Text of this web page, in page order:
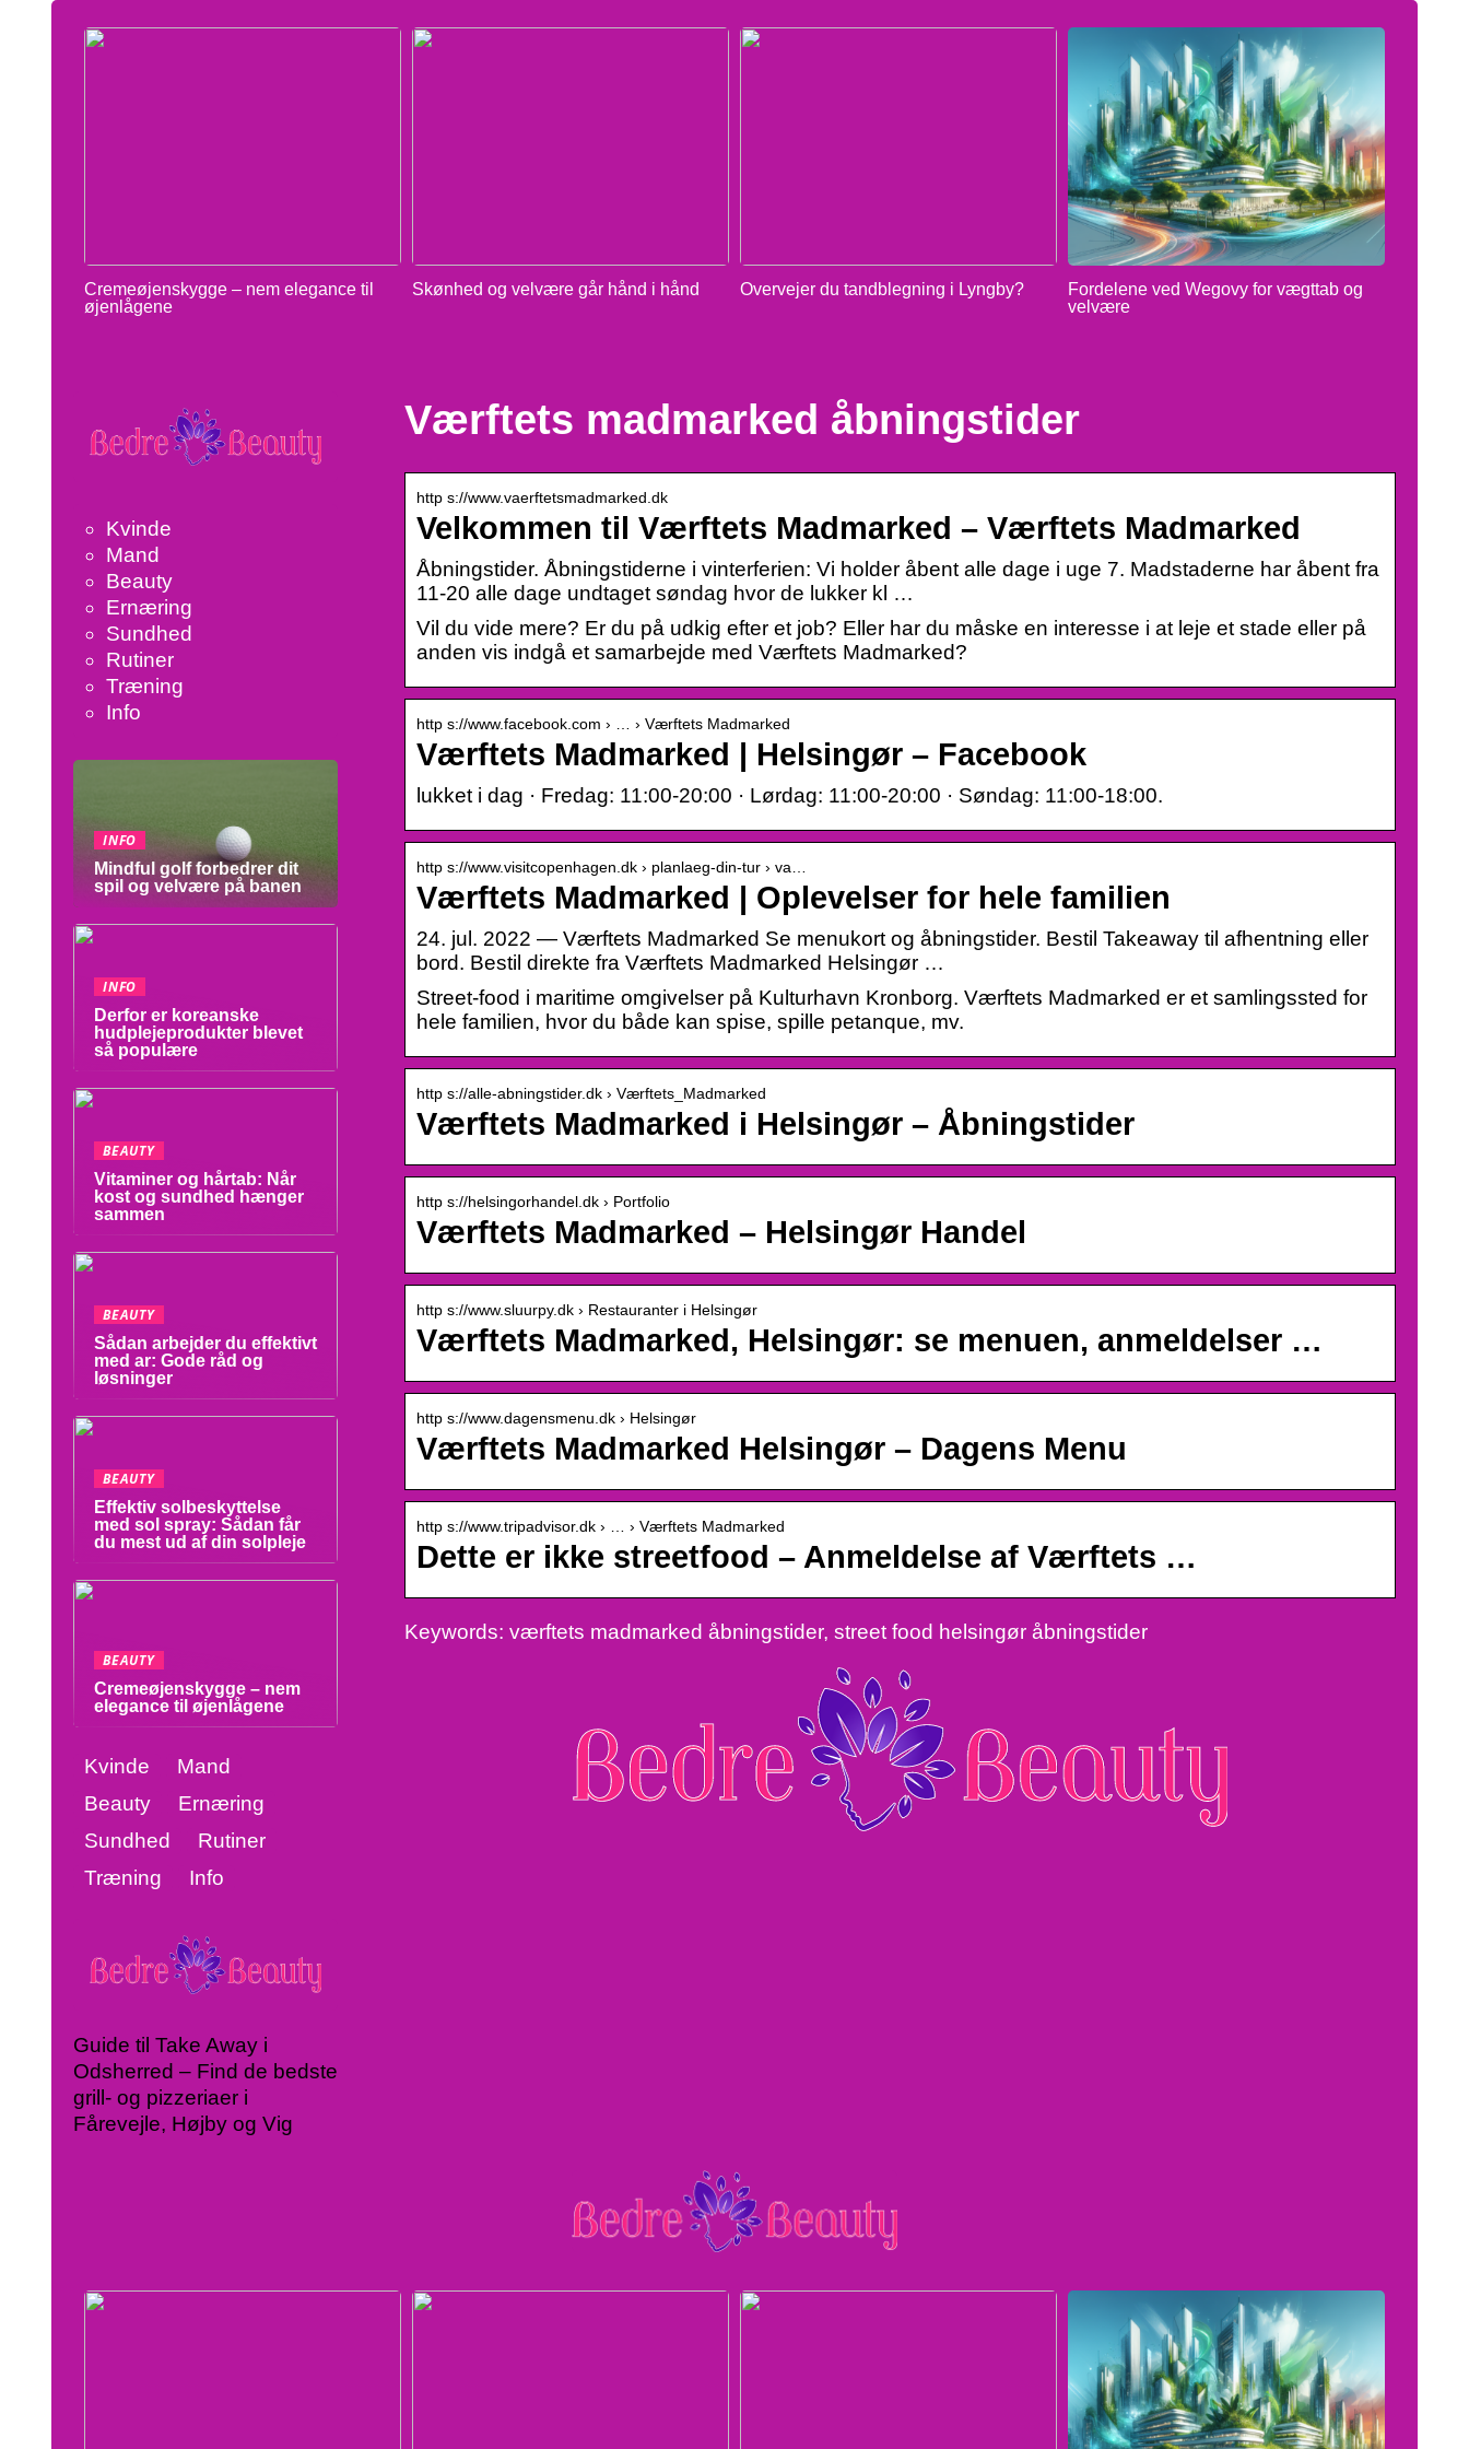
Cremeøjenskygge – nem elegance til
øjenlågene
Skønhed og velvære går hånd i hånd Overvejer du tandblegning i Lyngby?
Fordelene ved Wegovy for vægttab og
velvære
Værftets madmarked åbningstider
http s://www.vaerftetsmadmarked.dk
Velkommen til Værftets Madmarked – Værftets Madmarked
Åbningstider. Åbningstiderne i vinterferien: Vi holder åbent alle dage i uge 7. Madstaderne har åbent fra
11-20 alle dage undtaget søndag hvor de lukker kl …
Vil du vide mere? Er du på udkig efter et job? Eller har du måske en interesse i at leje et stade eller på
anden vis indgå et samarbejde med Værftets Madmarked?
http s://www.facebook.com › … › Værftets Madmarked
Værftets Madmarked | Helsingør – Facebook
lukket i dag · Fredag: 11:00-20:00 · Lørdag: 11:00-20:00 · Søndag: 11:00-18:00.
http s://www.visitcopenhagen.dk › planlaeg-din-tur › va…
Værftets Madmarked | Oplevelser for hele familien
24. jul. 2022 — Værftets Madmarked Se menukort og åbningstider. Bestil Takeaway til afhentning eller
bord. Bestil direkte fra Værftets Madmarked Helsingør …
Street-food i maritime omgivelser på Kulturhavn Kronborg. Værftets Madmarked er et samlingssted for
hele familien, hvor du både kan spise, spille petanque, mv.
http s://alle-abningstider.dk › Værftets_Madmarked
Værftets Madmarked i Helsingør – Åbningstider
http s://helsingorhandel.dk › Portfolio
Værftets Madmarked – Helsingør Handel
http s://www.sluurpy.dk › Restauranter i Helsingør
Værftets Madmarked, Helsingør: se menuen, anmeldelser …
http s://www.dagensmenu.dk › Helsingør
Værftets Madmarked Helsingør – Dagens Menu
http s://www.tripadvisor.dk › … › Værftets Madmarked
Dette er ikke streetfood – Anmeldelse af Værftets …
Keywords: værftets madmarked åbningstider, street food helsingør åbningstider
Kvinde
Mand
Beauty
Ernæring
Sundhed
Rutiner
Træning
Info
INFO
Mindful golf forbedrer dit
spil og velvære på banen
INFO
Derfor er koreanske
hudplejeprodukter blevet
så populære
BEAUTY
Vitaminer og hårtab: Når
kost og sundhed hænger
sammen
BEAUTY
Sådan arbejder du effektivt
med ar: Gode råd og
løsninger
BEAUTY
Effektiv solbeskyttelse
med sol spray: Sådan får
du mest ud af din solpleje
BEAUTY
Cremeøjenskygge – nem
elegance til øjenlågene
Kvinde
Mand
Beauty
Ernæring
Sundhed
Rutiner
Træning
Info
Guide til Take Away i
Odsherred – Find de bedste
grill- og pizzeriaer i
Fårevejle, Højby og Vig